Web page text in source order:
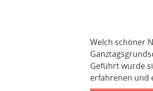
Welch schöner
Geführt wurde
erfahrenen und